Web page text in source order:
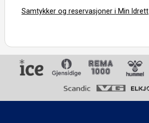
Samtykker og reservasjoner i Min Idrett